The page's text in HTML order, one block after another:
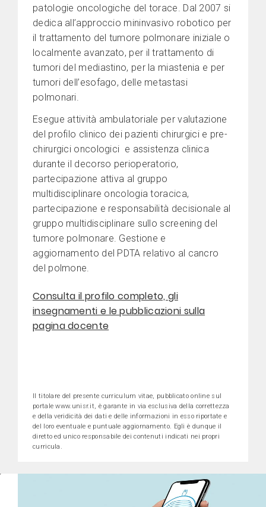
patologie oncologiche del torace. Dal 2007 si
dedica all’approccio mininvasivo robotico per
il trattamento del tumore polmonare iniziale o
localmente avanzato, per il trattamento di
tumori del mediastino, per la miastenia e per
tumori dell’esofago, delle metastasi
polmonari.
Esegue attività ambulatoriale per valutazione
del profilo clinico dei pazienti chirurgici e pre-
chirurgici oncologici e assistenza clinica
durante il decorso perioperatorio,
partecipazione attiva al gruppo
multidisciplinare oncologia toracica,
partecipazione e responsabilità decisionale al
gruppo multidisciplinare sullo screening del
tumore polmonare. Gestione e
aggiornamento del PDTA relativo al cancro
del polmone.
Consulta il profilo completo, gli
insegnamenti e le pubblicazioni sulla
pagina docente
Il titolare del presente curriculum vitae, pubblicato online sul
portale www.unisr.it, è garante in via esclusiva della correttezza
e della veridicità dei dati e delle informazioni in esso riportate e
del loro eventuale e puntuale aggiornamento. Egli è dunque il
diretto ed unico responsabile dei contenuti indicati nei propri
curricula.